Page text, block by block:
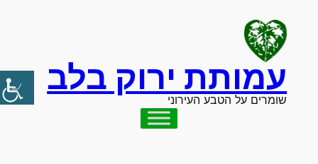
עמותת ירוק בלב
שומרים על הטבע העירוני